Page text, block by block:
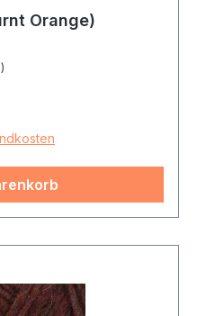
Orange)